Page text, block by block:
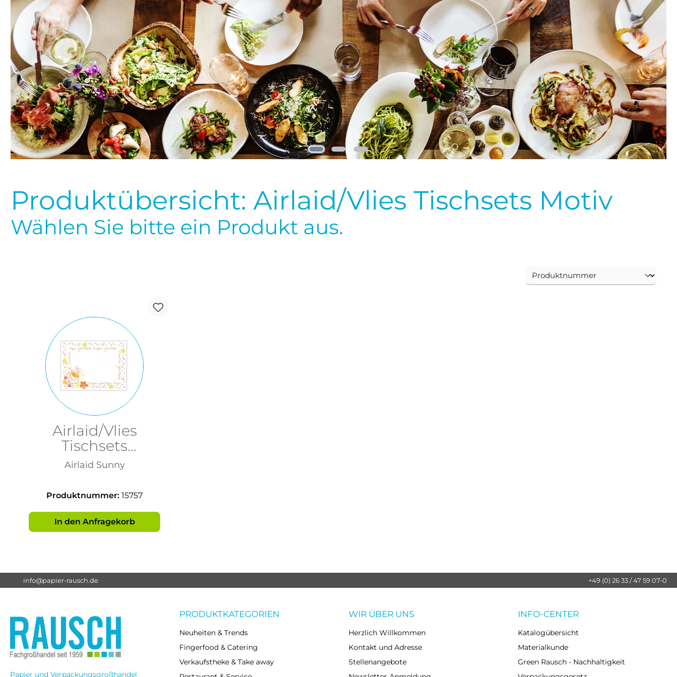
Produktübersicht: Airlaid/Vlies Tischsets Motiv
Wählen Sie bitte ein Produkt aus.
Airlaid/Vlies
Tischsets
30x40cm
Airlaid Sunny
Produktnummer: 15757
In den Anfragekorb
info@papier-rausch.de +49 (0) 26 33 / 47 59 07-0
Papier und Verpackungsgroßhandel
PRODUKTKATEGORIEN
Neuheiten & Trends
Fingerfood & Catering
Verkaufstheke & Take away
WIR ÜBER UNS
Herzlich Willkommen
Kontakt und Adresse
Stellenangebote
INFO-CENTER
Katalogübersicht
Materialkunde
Green Rausch - Nachhaltigkeit